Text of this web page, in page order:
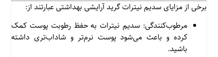
برخی از مزایای سدیم نیترات گرید آرایشی بهداشتی عبارتند از:
مرطوب‌کنندگی: سدیم نیترات به حفظ رطوبت پوست کمک
کرده و باعث می‌شود پوست نرم‌تر و شاداب‌تری داشته
باشید.